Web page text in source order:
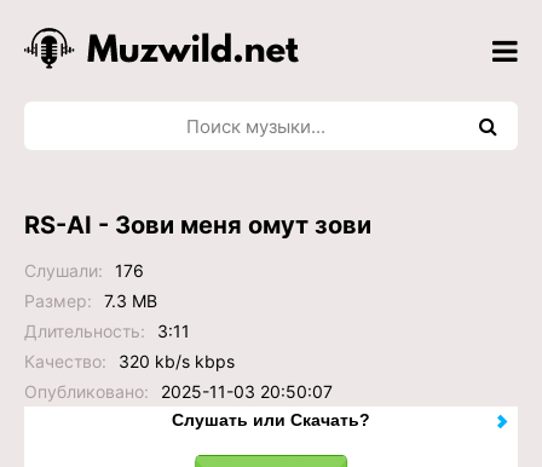
RS-AI - Зови меня омут зови
Слушали:
176
Размер:
7.3 MB
Длительность:
3:11
Качество:
320 kb/s kbps
Опубликовано:
2025-11-03 20:50:07
Слушать или Скачать?